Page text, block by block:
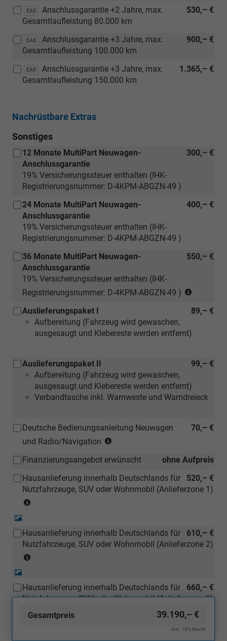
Programmierung
Funktionssteuergerät
Energiemanagement
EA5 530,– €
Anschlussgarantie +2 Jahre, max.
Gesamtlaufleistung 80.000 km
EA8 900,– €
Anschlussgarantie +3 Jahre, max.
Gesamtlaufleistung 100.000 km
EA9 1.365,– €
Anschlussgarantie +3 Jahre, max.
Gesamtlaufleistung 150.000 km
Nachrüstbare Extras
Sonstiges
300,– €
12 Monate MultiPart Neuwagen-
Anschlussgarantie
19% Versicherungssteuer enthalten (IHK-
Registrierungsnummer: D-4KPM-ABGZN-49 )
400,– €
24 Monate MultiPart Neuwagen-
Anschlussgarantie
19% Versicherungssteuer enthalten (IHK-
Registrierungsnummer: D-4KPM-ABGZN-49 )
550,– €
36 Monate MultiPart Neuwagen-
Anschlussgarantie
19% Versicherungssteuer enthalten (IHK-
Registrierungsnummer: D-4KPM-ABGZN-49 )
89,– €
Auslieferungspaket I
Aufbereitung (Fahrzeug wird gewaschen,
ausgesaugt und Klebereste werden entfernt)
99,– €
Auslieferungspaket II
Aufbereitung (Fahrzeug wird gewaschen,
ausgesaugt und Klebereste werden entfernt)
Verbandtasche inkl. Warnweste und Warndreieck
70,– €
Deutsche Bedienungsanleitung Neuwagen
und Radio/Navigation
auch
bei
einem
deutschen
nachbestellt
werden)
ohne Aufpreis
Finanzierungsangebot erwünscht
520,– €
Hausanlieferung innerhalb Deutschlands für
Nutzfahrzeuge, SUV oder Wohnmobil (Anlieferzone 1)
(Ausgenommen
Inselanlieferungen)
610,– €
Hausanlieferung innerhalb Deutschlands für
Nutzfahrzeuge, SUV oder Wohnmobil (Anlieferzone 2)
(Ausgenommen
Inselanlieferungen)
660,– €
Hausanlieferung innerhalb Deutschlands für
Nutzfahrzeuge, SUV oder Wohnmobil (Anlieferzone 3)
(Anlieferzonen
siehe
Gesamtpreis 39.190,– €
incl. 19% MwSt.